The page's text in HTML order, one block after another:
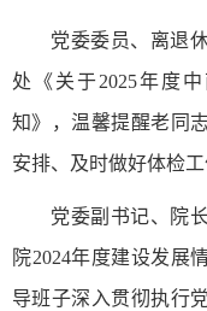
党委委员、离退
处《关于2025年度
知》，温馨提醒老同
安排、及时做好体检
党委副书记、院
院2024年度建设发展
导班子深入贯彻执行